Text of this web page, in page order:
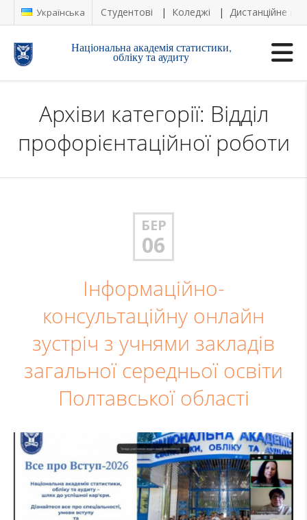
Українська Студентові Коледжі Дистанційне
Національна академія статистики,
обліку та аудиту
Архіви категорії: Відділ
профорієнтаційної роботи
БЕР
06
Інформаційно-
консультаційну онлайн
зустріч з учнями закладів
загальної середньої освіти
Полтавської області